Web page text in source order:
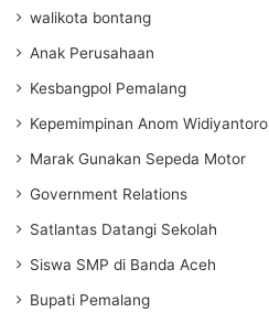
walikota bontang
Anak Perusahaan
Kesbangpol Pemalang
Kepemimpinan Anom Widiyantoro
Marak Gunakan Sepeda Motor
Government Relations
Satlantas Datangi Sekolah
Siswa SMP di Banda Aceh
Bupati Pemalang